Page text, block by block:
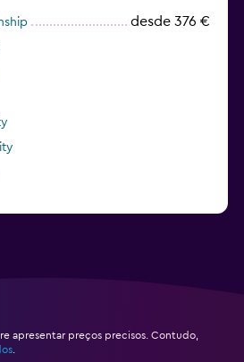
desde 376 €
apresentar preços precisos. Contudo,